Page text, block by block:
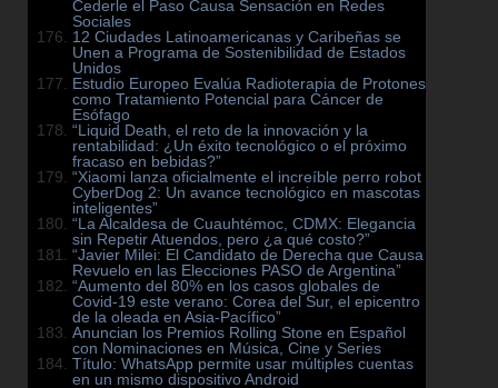
Cederle el Paso Causa Sensación en Redes
Sociales
12 Ciudades Latinoamericanas y Caribeñas se
Unen a Programa de Sostenibilidad de Estados
Unidos
Estudio Europeo Evalúa Radioterapia de Protones
como Tratamiento Potencial para Cáncer de
Esófago
“Liquid Death, el reto de la innovación y la
rentabilidad: ¿Un éxito tecnológico o el próximo
fracaso en bebidas?”
“Xiaomi lanza oficialmente el increíble perro robot
CyberDog 2: Un avance tecnológico en mascotas
inteligentes”
“La Alcaldesa de Cuauhtémoc, CDMX: Elegancia
sin Repetir Atuendos, pero ¿a qué costo?”
“Javier Milei: El Candidato de Derecha que Causa
Revuelo en las Elecciones PASO de Argentina”
“Aumento del 80% en los casos globales de
Covid-19 este verano: Corea del Sur, el epicentro
de la oleada en Asia-Pacífico”
Anuncian los Premios Rolling Stone en Español
con Nominaciones en Música, Cine y Series
Título: WhatsApp permite usar múltiples cuentas
en un mismo dispositivo Android